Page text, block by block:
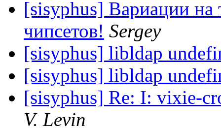
[sisyphus] Вариации на
чипсетов! Sergey
[sisyphus] libldap
[sisyphus] libldap
[sisyphus] Re: I: vixie-
V. Levin